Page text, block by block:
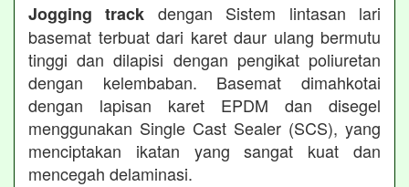
Jogging track dengan Sistem lintasan lari
basemat terbuat dari karet daur ulang bermutu
tinggi dan dilapisi dengan pengikat poliuretan
dengan kelembaban. Basemat dimahkotai
dengan lapisan karet EPDM dan disegel
menggunakan Single Cast Sealer (SCS), yang
menciptakan ikatan yang sangat kuat dan
mencegah delaminasi.